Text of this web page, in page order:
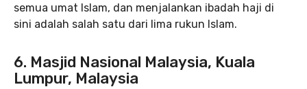
semua umat Islam, dan menjalankan ibadah haji di
sini adalah salah satu dari lima rukun Islam.
6. Masjid Nasional Malaysia, Kuala
Lumpur, Malaysia